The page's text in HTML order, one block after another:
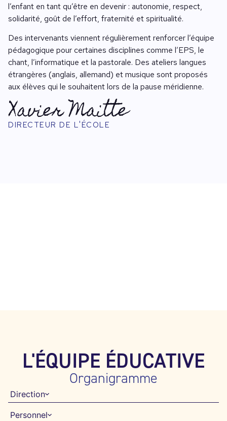
l’enfant en tant qu’être en devenir : autonomie, respect,
solidarité, goût de l’effort, fraternité et spiritualité.
Des intervenants viennent régulièrement renforcer l’équipe
pédagogique pour certaines disciplines comme l’EPS, le
chant, l’informatique et la pastorale. Des ateliers langues
étrangères (anglais, allemand) et musique sont proposés
aux élèves qui le souhaitent lors de la pause méridienne.
Xavier Maitte
DIRECTEUR DE L'ÉCOLE
L'ÉQUIPE ÉDUCATIVE
Organigramme
Direction
Personnel